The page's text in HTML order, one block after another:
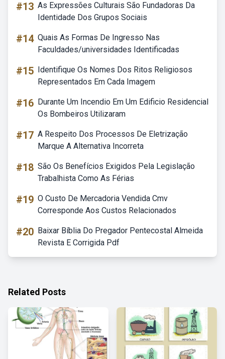
#13 As Expressões Culturais São Fundadoras Da
Identidade Dos Grupos Sociais
#14 Quais As Formas De Ingresso Nas
Faculdades/universidades Identificadas
#15 Identifique Os Nomes Dos Ritos Religiosos
Representados Em Cada Imagem
#16 Durante Um Incendio Em Um Edificio Residencial
Os Bombeiros Utilizaram
#17 A Respeito Dos Processos De Eletrização
Marque A Alternativa Incorreta
#18 São Os Benefícios Exigidos Pela Legislação
Trabalhista Como As Férias
#19 O Custo De Mercadoria Vendida Cmv
Corresponde Aos Custos Relacionados
#20 Baixar Bíblia Do Pregador Pentecostal Almeida
Revista E Corrigida Pdf
Related Posts